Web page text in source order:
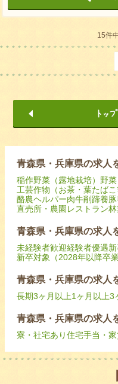
15件
青森県・兵庫県の求人
稲作野菜（露地栽培） 野菜
工芸作物（お茶・葉たばこ
酪農ヘルパー肉牛削蹄養豚
直売所・農園レストラン
青森県・兵庫県の求人
未経験者歓迎経験者優遇
新卒対象（2028年以降卒業
青森県・兵庫県の求人
長期3ヶ月以上1ヶ月以上3
青森県・兵庫県の求人
寮・社宅あり住宅手当・